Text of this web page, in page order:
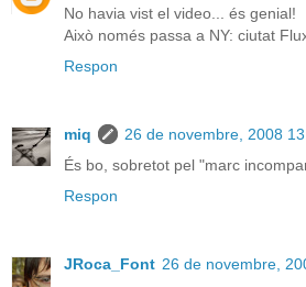
No havia vist el video... és genial!
Això només passa a NY: ciutat
Respon
miq
26 de novembre, 2008
És bo, sobretot pel "marc
Respon
JRoca_Font 26 de novembre,